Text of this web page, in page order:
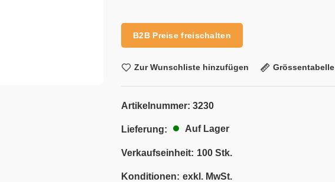
B2B Preise freischalten
Zur Wunschliste hinzufügen Grössentabelle
Artikelnummer: 3230
Lieferung: Auf Lager
Verkaufseinheit: 100 Stk.
Konditionen: exkl. MwSt.